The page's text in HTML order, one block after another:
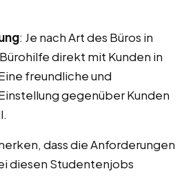
: Je nach Art des Büros in
direkt mit Kunden in
freundliche und
gegenüber Kunden
dass die Anforderungen
diesen Studentenjobs